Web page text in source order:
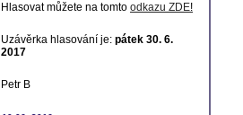
Hlasovat můžete na tomto odkazu ZDE!
Uzávěrka hlasování je: pátek 30. 6.
2017
Petr B